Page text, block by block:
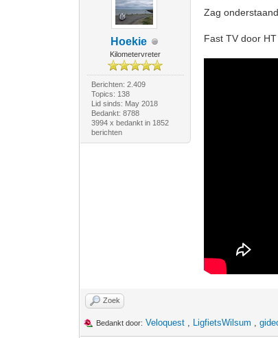
Hoekie
Kilometervreter
Berichten: 2.409
Topics: 138
Lid sinds: May 2018
Bedankt: 8788
3994 x bedankt in 1852
berichten
Zag
Fast TV door
Zoek
Bedankt door: Veloquest , LigfietsWilsum ,